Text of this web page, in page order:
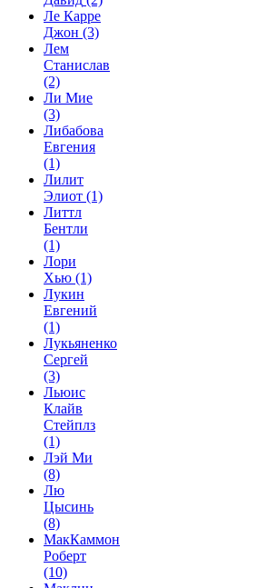
Ле Карре
Джон (3)
Лем
Станислав
(2)
Ли Мие
(3)
Либабова
Евгения
(1)
Лилит
Элиот (1)
Литтл
Бентли
(1)
Лори
Хью (1)
Лукин
Евгений
(1)
Лукьяненко
Сергей
(3)
Льюис
Клайв
Стейплз
(1)
Лэй Ми
(8)
Лю
Цысинь
(8)
МакКаммон
Роберт
(10)